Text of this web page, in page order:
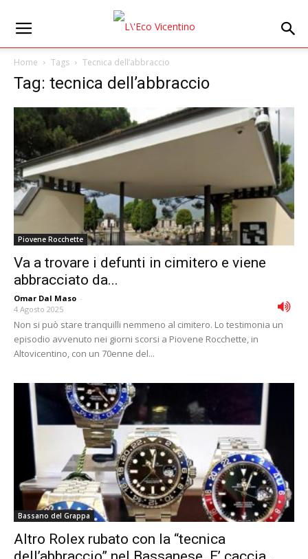
Home Tags Tecnica dell’abbraccio
Tag: tecnica dell’abbraccio
Piovene Rocchette
Va a trovare i defunti in cimitero e viene
abbracciato da...
Omar Dal Maso -
4 Agosto 2025
Non si può stare tranquilli nemmeno al cimitero. Lo testimonia un
episodio avvenuto nei giorni scorsi a Piovene Rocchette, in
Altovicentino, con un 70enne del...
Bassano del Grappa
Altro Rolex rubato con la “tecnica